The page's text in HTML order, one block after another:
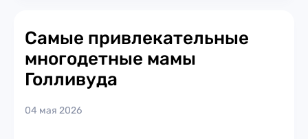
Самые привлекательные
многодетные мамы
Голливуда
04 мая 2026